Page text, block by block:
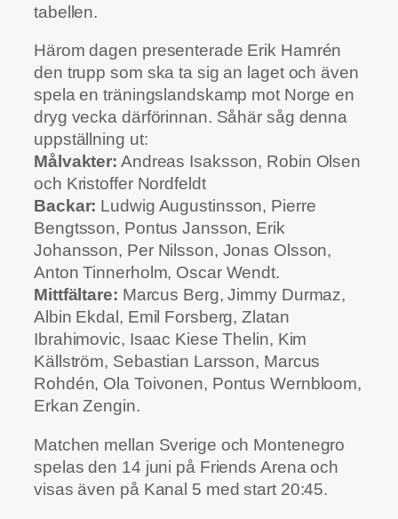
tabellen.
Härom dagen presenterade Erik Hamrén
den trupp som ska ta sig an laget och även
spela en träningslandskamp mot Norge en
dryg vecka därförinnan. Såhär såg denna
uppställning ut:
Målvakter: Andreas Isaksson, Robin Olsen
och Kristoffer Nordfeldt
Backar: Ludwig Augustinsson, Pierre
Bengtsson, Pontus Jansson, Erik
Johansson, Per Nilsson, Jonas Olsson,
Anton Tinnerholm, Oscar Wendt.
Mittfältare: Marcus Berg, Jimmy Durmaz,
Albin Ekdal, Emil Forsberg, Zlatan
Ibrahimovic, Isaac Kiese Thelin, Kim
Källström, Sebastian Larsson, Marcus
Rohdén, Ola Toivonen, Pontus Wernbloom,
Erkan Zengin.
Matchen mellan Sverige och Montenegro
spelas den 14 juni på Friends Arena och
visas även på Kanal 5 med start 20:45.